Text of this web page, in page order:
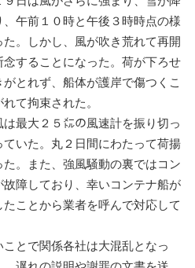
午前１０時と午後３時時点の様
。しかし、風が吹き荒れて再開
することになった。荷が下ろせ
とれず、船体が護岸で傷つくこ
て拘束された。
最大２５㍍の風速計を振り切っ
いた。丸２日間にわたって荷揚
。また、強風騒動の裏ではコン
障しており、幸いコンテナ船が
ことから業者を呼んで対応して
とで関係各社は大混乱となっ